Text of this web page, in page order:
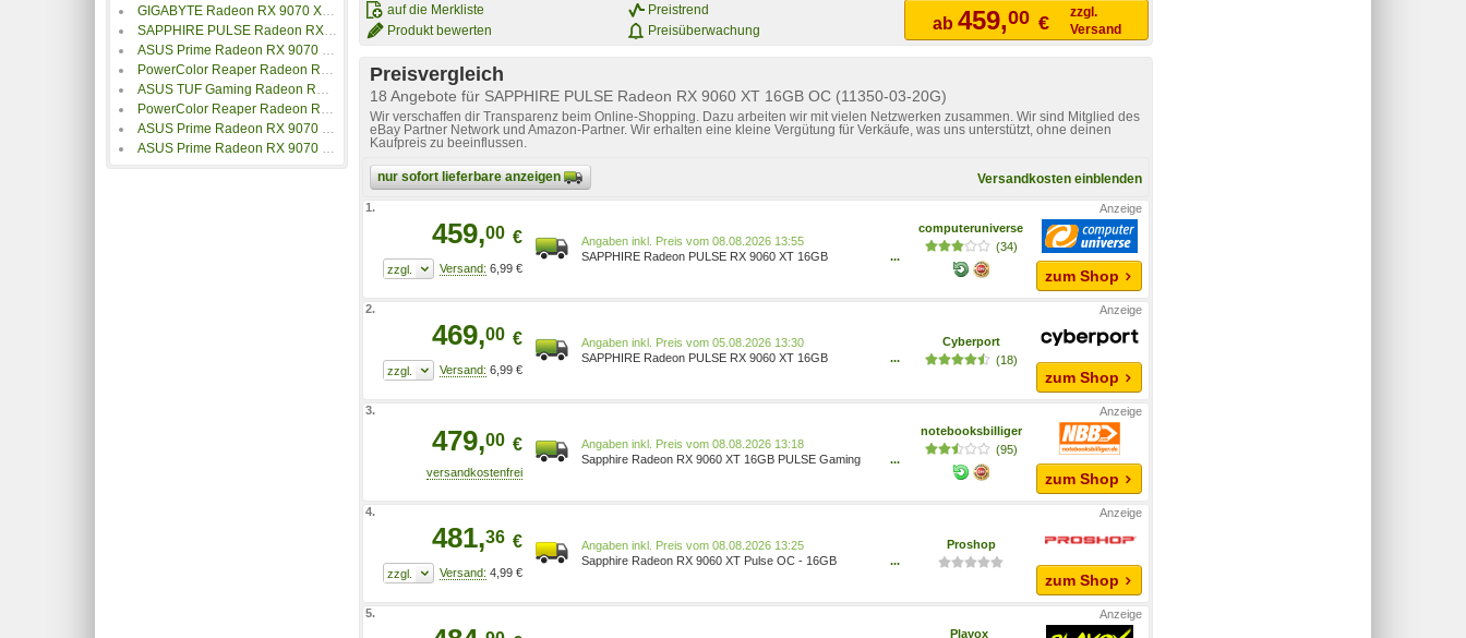
GIGABYTE Radeon RX 9070 XT GAMING OC 16G
SAPPHIRE PULSE Radeon RX 9070 XT 16GB GDDR6
ASUS Prime Radeon RX 9070 OC 16GB GDDR6
PowerColor Reaper Radeon RX 9070 XT 16GB GDDR6
ASUS TUF Gaming Radeon RX 9070 XT OC 16GB GDDR6
PowerColor Reaper Radeon RX 9060 XT 16GB GDDR6
ASUS Prime Radeon RX 9070 EVO OC 16GB GDDR6
ASUS Prime Radeon RX 9070 XT White OC 16GB GDDR6
auf die Merkliste
Produkt bewerten
Preistrend
Preisüberwachung
ab 459,00 €
zzgl.
Versand
Preisvergleich
18 Angebote für SAPPHIRE PULSE Radeon RX 9060 XT 16GB OC (11350-03-20G)
Wir verschaffen dir Transparenz beim Online-Shopping. Dazu arbeiten wir mit vielen Netzwerken zusammen. Wir sind Mitglied des
eBay Partner Network und Amazon-Partner. Wir erhalten eine kleine Vergütung für Verkäufe, was uns unterstützt, ohne deinen
Kaufpreis zu beeinflussen.
nur sofort lieferbare anzeigen Versandkosten einblenden
1.
459,00 €
6,99 €
Preis vom 08.08.2026 13:55
SAPPHIRE Radeon PULSE RX 9060 XT 16GB
...
computeruniverse
(34)
zum Shop
2.
469,00 €
6,99 €
Preis vom 05.08.2026 13:30
SAPPHIRE Radeon PULSE RX 9060 XT 16GB
...
Cyberport
(18)
zum Shop
3.
479,00 €
Preis vom 08.08.2026 13:18
Sapphire Radeon RX 9060 XT 16GB PULSE Gaming
...
notebooksbilliger
(95)
zum Shop
4.
481,36 €
4,99 €
Preis vom 08.08.2026 13:25
Sapphire Radeon RX 9060 XT Pulse OC - 16GB
...
Proshop
zum Shop
5.
Playox